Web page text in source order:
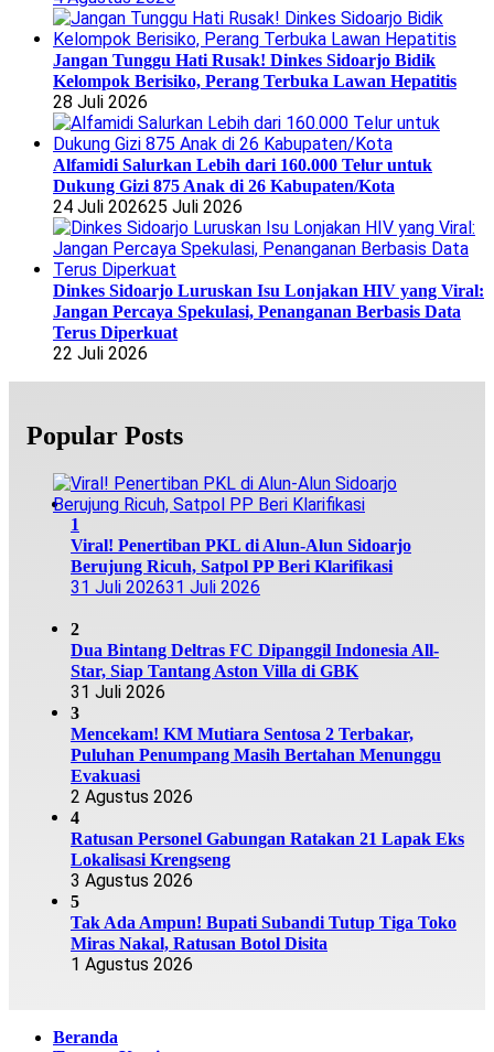
Jangan Tunggu Hati Rusak! Dinkes Sidoarjo Bidik
Kelompok Berisiko, Perang Terbuka Lawan Hepatitis
28 Juli 2026
Alfamidi Salurkan Lebih dari 160.000 Telur untuk
Dukung Gizi 875 Anak di 26 Kabupaten/Kota
24 Juli 202625 Juli 2026
Dinkes Sidoarjo Luruskan Isu Lonjakan HIV yang Viral:
Jangan Percaya Spekulasi, Penanganan Berbasis Data
Terus Diperkuat
22 Juli 2026
Popular Posts
1
Viral! Penertiban PKL di Alun-Alun Sidoarjo
Berujung Ricuh, Satpol PP Beri Klarifikasi
31 Juli 202631 Juli 2026
2
Dua Bintang Deltras FC Dipanggil Indonesia All-
Star, Siap Tantang Aston Villa di GBK
31 Juli 2026
3
Mencekam! KM Mutiara Sentosa 2 Terbakar,
Puluhan Penumpang Masih Bertahan Menunggu
Evakuasi
2 Agustus 2026
4
Ratusan Personel Gabungan Ratakan 21 Lapak Eks
Lokalisasi Krengseng
3 Agustus 2026
5
Tak Ada Ampun! Bupati Subandi Tutup Tiga Toko
Miras Nakal, Ratusan Botol Disita
1 Agustus 2026
Beranda